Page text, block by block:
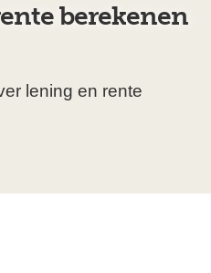
berekenen
lening en rente